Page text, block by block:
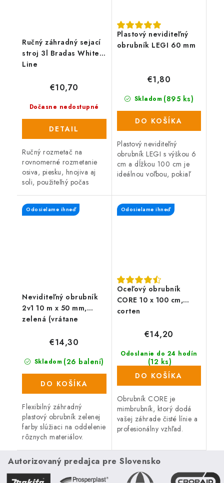
Ručný záhradný sejací
stroj 3l Bradas White
Line
Dočasne nedostupné
€10,70
DETAIL
Ručný rozmetač na
rovnomerné rozmetanie
osiva, piesku, hnojiva aj
soli, použiteľný počas
posypu je možné
jednoducho nastaviť v
Plastový neviditeľný
obrubník LEGI 60 mm
Skladom (895 ks)
€1,80
DO KOŠÍKA
Plastový neviditeľný
obrubník LEGI s výškou 6
cm a dĺžkou 100 cm je
ideálnou voľbou, pokiaľ
trávnik, zakončiť
zatrávňovacie tvárnice a
okraje zámkovej...
Neviditeľný obrubník
2v1 10 m x 50 mm,
zelená (vrátane
Odosielame ihneď
Skladom (26 balení)
€14,30
DO KOŠÍKA
Flexibilný záhradný
plastový obrubník zelenej
farby slúžiaci na oddelenie
rôznych materiálov.
obrubníka vrátane
kotviacich klincov (20 ks).
Vyrobený z...
Oceľový obrubník
CORE 10 x 100 cm,
corten
Odosielame ihneď
Odoslanie do 24 hodín
(12 ks)
€14,20
DO KOŠÍKA
Obrubník CORE je
mimbrubník, ktorý dodá
vašej záhrade čisté línie a
profesionálny vzhľad.
dĺžke 107,5 cm a výške
19,5 cm je ideálny na
zakončenie...
Autorizovaný predajca pre Slovensko